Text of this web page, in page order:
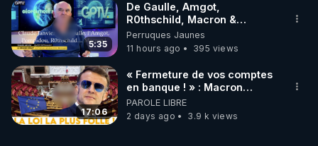
5:35
De Gaulle, Amgot,
R0thschild, Macron &
Pompidou… Macron Claude
Janvier, GPTV, 18 X 2024
Perruques Jaunes
11 hours ago
395 views
17:06
« Fermeture de vos comptes
en banque ! » : Macron
impose une loi folle !
PAROLE LIBRE
2 days ago
3.9 k views